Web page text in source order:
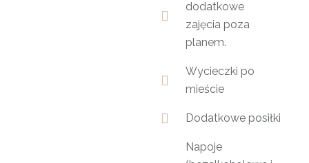
dodatkowe
zajęcia poza
planem.
Wycieczki po
mieście
Dodatkowe posiłki
Napoje